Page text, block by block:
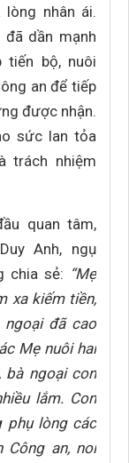
nhân ái.
dần mạnh
tiến bộ, nuôi
an để tiếp
được nhận.
sức lan tỏa
trách nhiệm
quan tâm,
Anh, ngụ
chia sẻ: “Mẹ
xa kiếm tiền,
đã cao
Mẹ nuôi hai
bà ngoại con
lắm. Con
phụ lòng các
an, noi